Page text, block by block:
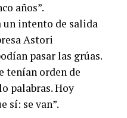
años”.
un intento de salida
Astori
pasar las grúas.
tenían orden de
palabras. Hoy
sí: se van”.